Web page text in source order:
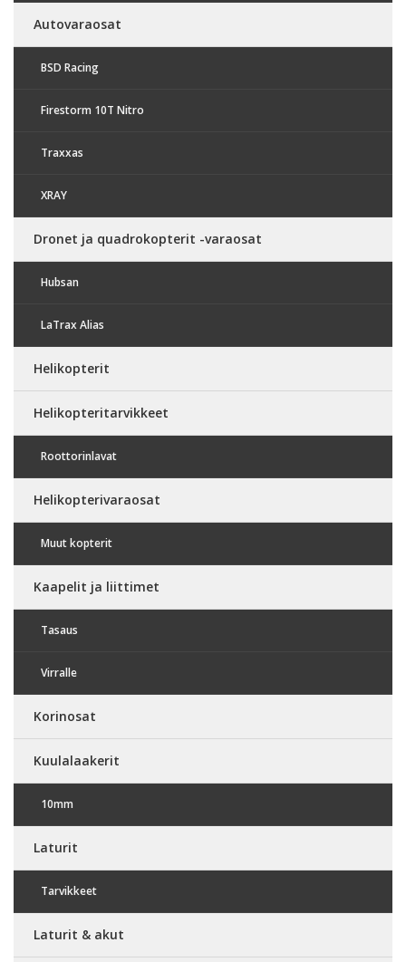
Autovaraosat
BSD Racing
Firestorm 10T Nitro
Traxxas
XRAY
Dronet ja quadrokopterit -varaosat
Hubsan
LaTrax Alias
Helikopterit
Helikopteritarvikkeet
Roottorinlavat
Helikopterivaraosat
Muut kopterit
Kaapelit ja liittimet
Tasaus
Virralle
Korinosat
Kuulalaakerit
10mm
Laturit
Tarvikkeet
Laturit & akut